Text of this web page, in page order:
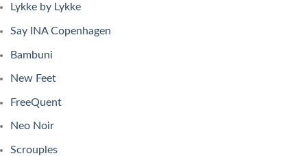
Lykke by Lykke
Say INA Copenhagen
Bambuni
New Feet
FreeQuent
Neo Noir
Scrouples